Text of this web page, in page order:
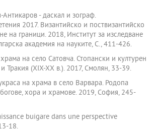
Антикаров - даскал и зограф.
2017. Византийско и поствизантийско
на граници. 2018, Институт за изследване
академия на науките, С., 411-426.
на село Сатовча. Стопански и културен
Тракия (ХIX-XX в.). 2017, Смолян, 33-39.
на храма в село Варвара. Родопа
хора и храмове. 2019, София, 245-
buigare dans une perspective
18.